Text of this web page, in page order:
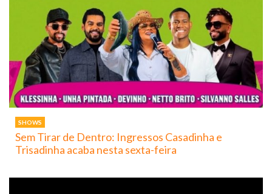
SHOWS
Sem Tirar de Dentro: Ingressos Casadinha e
Trisadinha acaba nesta sexta-feira